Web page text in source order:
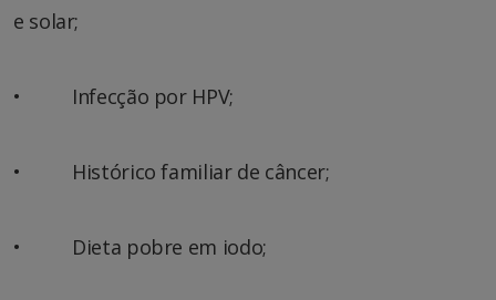
e solar;
• Infecção por HPV;
• Histórico familiar de câncer;
• Dieta pobre em iodo;